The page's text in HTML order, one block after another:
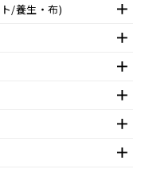
/養生・布)